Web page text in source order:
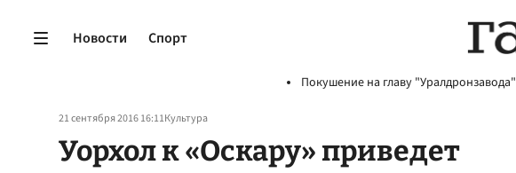
Новости Спорт
Покушение на главу "Уралдронзавода"
21 сентября 2016 16:11Культура
Уорхол к «Оскару» приведет